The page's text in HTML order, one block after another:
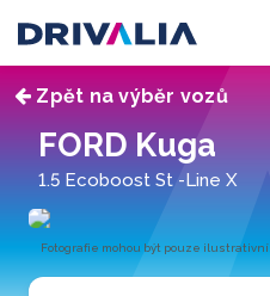
Zpět na výběr vozů
FORD Kuga
1.5 Ecoboost St -Line X
Fotografie mohou být pouze ilustrativní.